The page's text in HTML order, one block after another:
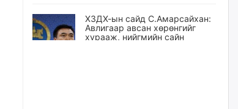
ХЗДХ-ын сайд С.Амарсайхан:
Авлигаар авсан хөрөнгийг
хурааж, нийгмийн сайн